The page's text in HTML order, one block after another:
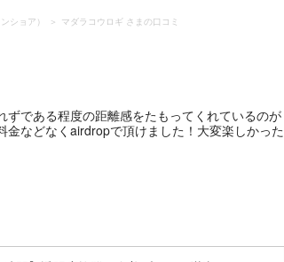
ショア） マダラコウロギ さまの口コミ
である程度の距離感をたもってくれているのが
などなくairdropで頂けました！大変楽しかった